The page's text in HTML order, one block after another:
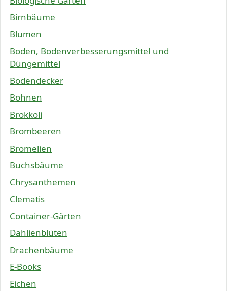
Birnbäume
Blumen
Boden, Bodenverbesserungsmittel und
Düngemittel
Bodendecker
Bohnen
Brokkoli
Brombeeren
Bromelien
Buchsbäume
Chrysanthemen
Clematis
Container-Gärten
Dahlienblüten
Drachenbäume
E-Books
Eichen